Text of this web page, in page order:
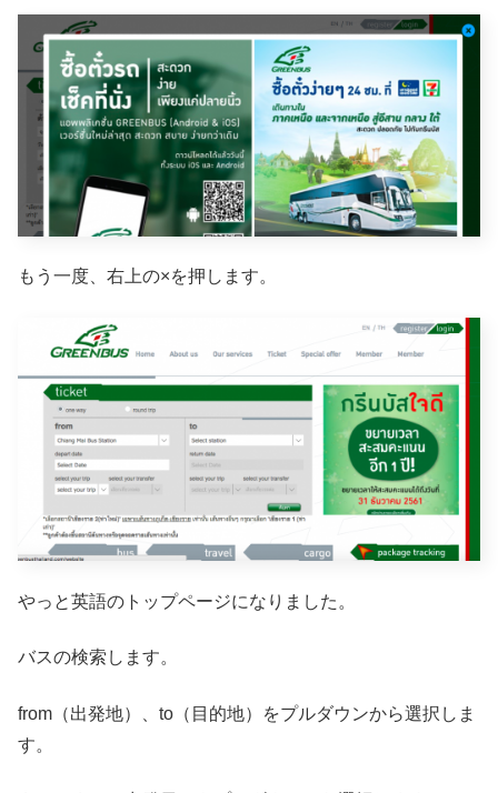
もう一度、右上の×を押します。
やっと英語のトップページになりました。
バスの検索します。
from（出発地）、to（目的地）をプルダウンから選択しま
す。